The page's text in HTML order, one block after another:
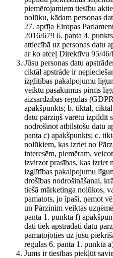
piemērojamiem tiesību
nolūku, kādam personas
27. aprīļa Eiropas
2016/679 6. panta 4.
attiecībā uz personas datu
ar ko atceļ Direktīvu 95/
Jūsu personas datu
ciktāl apstrāde ir
izglītības pakalpojumu
veiktu pasākumus pirms
aizsardzības regulas
apakšpunkts; b. tiktāl,
datu pārziņš varētu izpildīt
nodrošinot atbilstošu datu
panta c) apakšpunkts; c.
nolūkiem, kas izriet no
interesēm, piemēram,
izvirzot prasības, kas izriet
izglītības pakalpojumu
drošības nodrošināšanai,
tiešā mārketinga nolūkos,
pamatots, jo īpaši, ņemot
un Pārzinim veiktās
panta 1. punkta f)
dati tiek apstrādāti datu
pamatojoties uz jūsu
regulas 6. panta 1. punkta
Jums ir tiesības piekļūt